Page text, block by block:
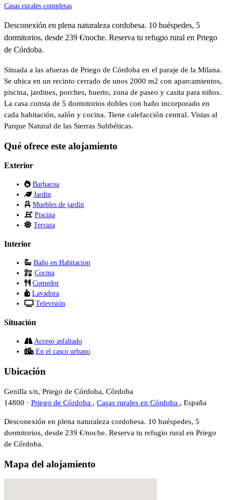
Casas rurales completas
Desconexión en plena naturaleza cordobesa. 10 huéspedes, 5
dormitorios, desde 239 €/noche. Reserva tu refugio rural en Priego
de Córdoba.
Situada a las afueras de Priego de Córdoba en el paraje de la Milana.
Se ubica en un recinto cerrado de unos 2000 m2 con aparcamientos,
piscina, jardines, porches, huerto, zona de paseo y casita para niños.
La casa consta de 5 dormitorios dobles con baño incorporado en
cada habitación, salón y cocina. Tiene calefacción central. Vistas al
Parque Natural de las Sierras Subbéticas.
Qué ofrece este alojamiento
Exterior
Barbacoa
Jardin
Muebles de jardín
Piscina
Terraza
Interior
Baño en Habitacion
Cocina
Comedor
Lavadora
Televisión
Situación
Acceso asfaltado
En el casco urbano
Ubicación
Genilla s/n, Priego de Córdoba, Córdoba
14800 · Priego de Córdoba , Casas rurales en Córdoba , España
Desconexión en plena naturaleza cordobesa. 10 huéspedes, 5
dormitorios, desde 239 €/noche. Reserva tu refugio rural en Priego
de Córdoba.
Mapa del alojamiento